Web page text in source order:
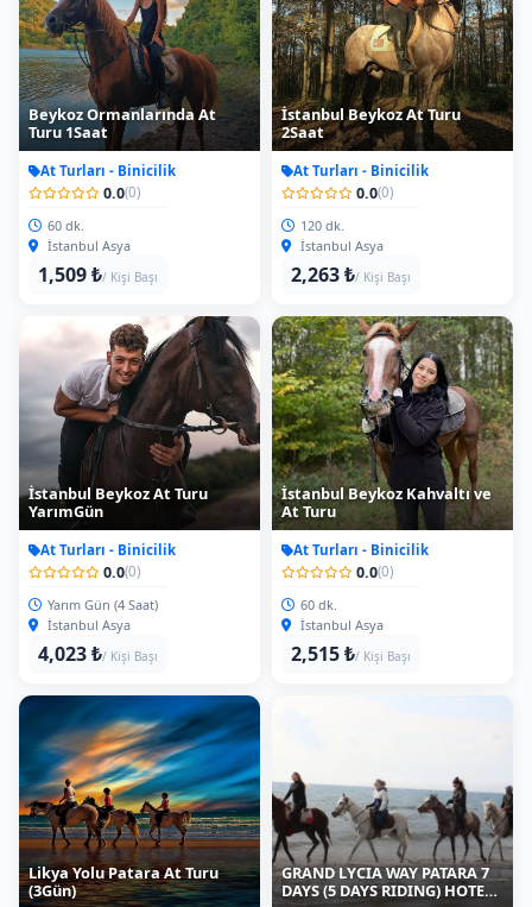
Beykoz Ormanlarında At
Turu 1Saat
0.0(0)
İstanbul Asya
1,509 ₺
İstanbul Beykoz At Turu
2Saat
0.0(0)
İstanbul Asya
2,263 ₺
İstanbul Beykoz At Turu
YarımGün
0.0(0)
İstanbul Asya
4,023 ₺
İstanbul Beykoz Kahvaltı ve
At Turu
0.0(0)
İstanbul Asya
2,515 ₺
Likya Yolu Patara At Turu
(3Gün)
GRAND LYCIA WAY PATARA 7
DAYS (5 DAYS RIDING) HOTEL
ACCOMONDATION